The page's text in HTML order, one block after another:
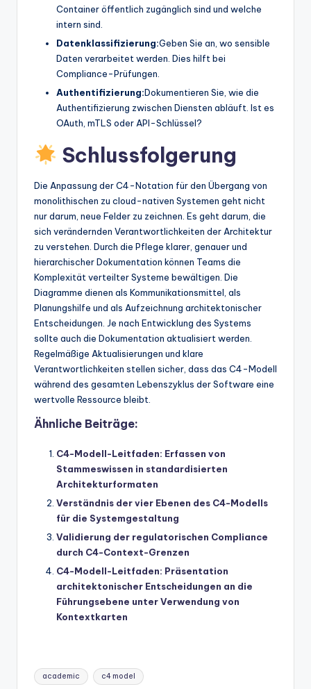
Container öffentlich zugänglich sind und welche
intern sind.
Datenklassifizierung:Geben Sie an, wo sensible
Daten verarbeitet werden. Dies hilft bei
Compliance-Prüfungen.
Authentifizierung:Dokumentieren Sie, wie die
Authentifizierung zwischen Diensten abläuft. Ist es
OAuth, mTLS oder API-Schlüssel?
Schlussfolgerung
Die Anpassung der C4-Notation für den Übergang von
monolithischen zu cloud-nativen Systemen geht nicht
nur darum, neue Felder zu zeichnen. Es geht darum, die
sich verändernden Verantwortlichkeiten der Architektur
zu verstehen. Durch die Pflege klarer, genauer und
hierarchischer Dokumentation können Teams die
Komplexität verteilter Systeme bewältigen. Die
Diagramme dienen als Kommunikationsmittel, als
Planungshilfe und als Aufzeichnung architektonischer
Entscheidungen. Je nach Entwicklung des Systems
sollte auch die Dokumentation aktualisiert werden.
Regelmäßige Aktualisierungen und klare
Verantwortlichkeiten stellen sicher, dass das C4-Modell
während des gesamten Lebenszyklus der Software eine
wertvolle Ressource bleibt.
Ähnliche Beiträge:
C4-Modell-Leitfaden: Erfassen von
Stammeswissen in standardisierten
Architekturformaten
Verständnis der vier Ebenen des C4-Modells
für die Systemgestaltung
Validierung der regulatorischen Compliance
durch C4-Context-Grenzen
C4-Modell-Leitfaden: Präsentation
architektonischer Entscheidungen an die
Führungsebene unter Verwendung von
Kontextkarten
Tags:
academic c4 model